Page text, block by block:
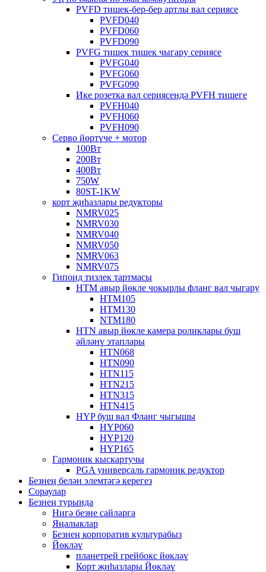
PVFD тишек-бер-бер артлы вал сериясе
PVFD040
PVFD060
PVFD090
PVFG тишек тишек чыгару сериясе
PVFG040
PVFG060
PVFG090
Ике розетка вал сериясендә PVFH тишеге
PVFH040
PVFH060
PVFH090
Серво йөртүче + мотор
100Вт
200Вт
400Вт
750W
80ST-1KW
корт җиһазлары редукторы
NMRV025
NMRV030
NMRV040
NMRV050
NMRV063
NMRV075
Гипоид тизлек тартмасы
HTM авыр йөкле чокырлы фланг вал чыгару
HTM105
HTM130
NTM180
HTN авыр йөкле камера роликлары буш
әйләнү этаплары
HTN068
HTN090
HTN115
HTN215
HTN315
HTN415
HYP буш вал Фланг чыгышы
HYP060
HYP120
HYP165
Гармоник кыскартучы
PGA универсаль гармоник редуктор
Безнең белән элемтәгә керегез
Сораулар
Безнең турында
Нигә безне сайларга
Яңалыклар
Безнең корпоратив культурабыз
Йөкләү
планетрей грейбокс йөкләү
Корт җиһазлары Йөкләү